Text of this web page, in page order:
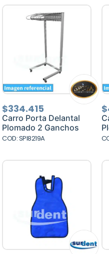
$334.415
Carro Porta Delantal
Plomado 2 Ganchos
COD: SPI8219A
$